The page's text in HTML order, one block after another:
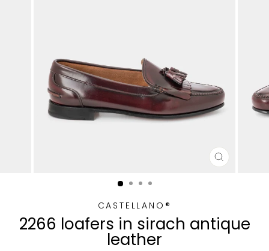
CLOSE
CASTELLANO®
2266 loafers in sirach antique
leather